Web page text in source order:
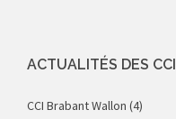
ACTUALITÉS DES CCI
CCI Brabant Wallon (4)